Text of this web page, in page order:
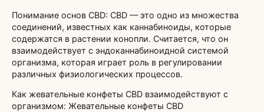
Понимание основ CBD: CBD — это одно из множества
соединений, известных как каннабиноиды, которые
содержатся в растении конопли. Считается, что он
взаимодействует с эндоканнабиноидной системой
организма, которая играет роль в регулировании
различных физиологических процессов.
Как жевательные конфеты CBD взаимодействуют с
организмом: Жевательные конфеты CBD